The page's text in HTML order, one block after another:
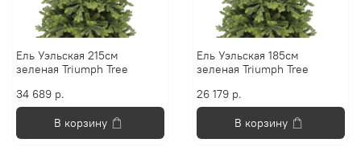
Ель Уэльская 215см
зеленая Triumph Tree
34 689 р.
В корзину
Ель Уэльская 185см
зеленая Triumph Tree
26 179 р.
В корзину